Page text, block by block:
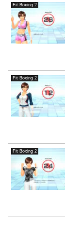
Fit Boxing 2
Fit Boxing 2
Fit Boxing 2